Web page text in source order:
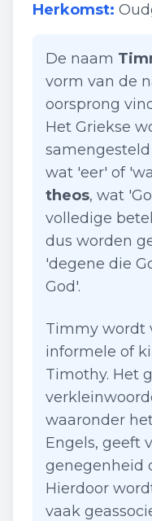
Herkomst:
De naam
vorm van de
oorsprong
Het Griekse
wat 'eer' of
theos, wat
volledige
dus worden
'degene die
God'.
Timmy wordt
informele of
Timothy. Het
waaronder
Engels, geeft
genegenheid
Hierdoor
vaak